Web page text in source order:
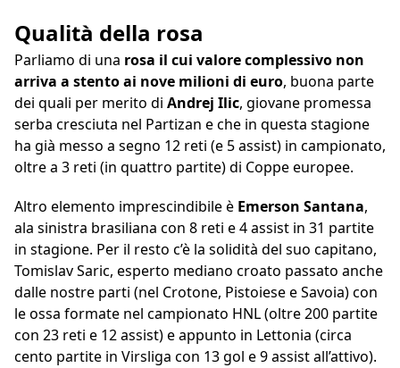
Qualità della rosa
Parliamo di una rosa il cui valore complessivo non
arriva a stento ai nove milioni di euro, buona parte
dei quali per merito di Andrej Ilic, giovane promessa
serba cresciuta nel Partizan e che in questa stagione
ha già messo a segno 12 reti (e 5 assist) in campionato,
oltre a 3 reti (in quattro partite) di Coppe europee.
Altro elemento imprescindibile è Emerson Santana,
ala sinistra brasiliana con 8 reti e 4 assist in 31 partite
in stagione. Per il resto c’è la solidità del suo capitano,
Tomislav Saric, esperto mediano croato passato anche
dalle nostre parti (nel Crotone, Pistoiese e Savoia) con
le ossa formate nel campionato HNL (oltre 200 partite
con 23 reti e 12 assist) e appunto in Lettonia (circa
cento partite in Virsliga con 13 gol e 9 assist all’attivo).